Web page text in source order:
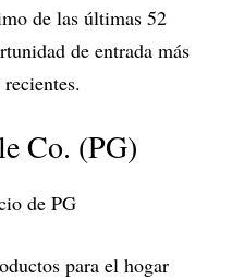
de las últimas 52
de entrada más
Co. (PG)
de PG
para el hogar